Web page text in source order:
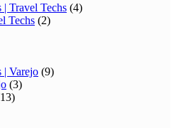
Travel Techs (4)
Techs (2)
| Varejo (9)
(3)